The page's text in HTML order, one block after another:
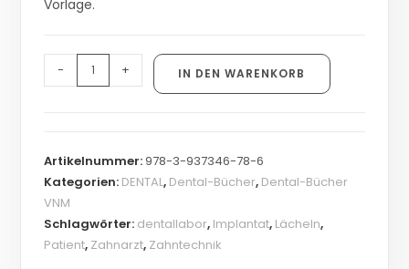
Vorlage.
- + IN DEN WARENKORB
Artikelnummer:978-3-937346-78-6
Kategorien: DENTAL, Dental-Bücher, Dental-Bücher
VNM
Schlagwörter: dentallabor, Implantat, Lächeln,
Patient, Zahnarzt, Zahntechnik